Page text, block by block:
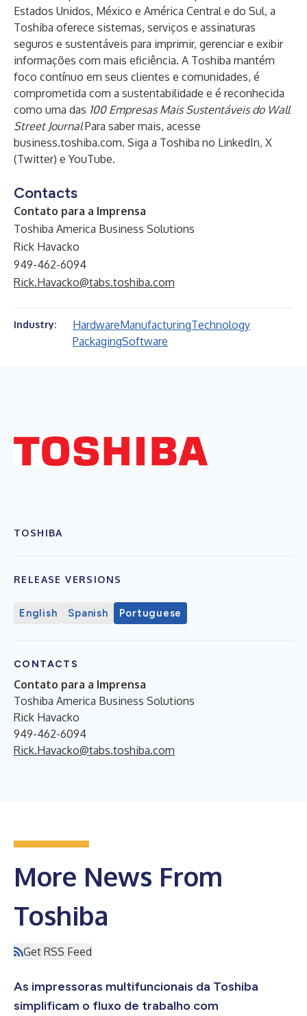
Estados Unidos, México e América Central e do Sul, a
Toshiba oferece sistemas, serviços e assinaturas
seguros e sustentáveis para imprimir, gerenciar e exibir
informações com mais eficiência. A Toshiba mantém
foco contínuo em seus clientes e comunidades, é
comprometida com a sustentabilidade e é reconhecida
como uma das 100 Empresas Mais Sustentáveis do Wall
Street JournalPara saber mais, acesse
business.toshiba.com. Siga a Toshiba no LinkedIn, X
(Twitter) e YouTube.
Contacts
Contato para a Imprensa
Toshiba America Business Solutions
Rick Havacko
949-462-6094
Rick.Havacko@tabs.toshiba.com
Industry: HardwareManufacturingTechnology
PackagingSoftware
TOSHIBA
RELEASE VERSIONS
English Spanish Portuguese
CONTACTS
Contato para a Imprensa
Toshiba America Business Solutions
Rick Havacko
949-462-6094
Rick.Havacko@tabs.toshiba.com
More News From
Toshiba
Get RSS Feed
As impressoras multifuncionais da Toshiba
simplificam o fluxo de trabalho com